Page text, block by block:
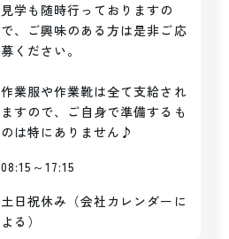
見学も随時行っておりますの
で、ご興味のある方は是非ご応
募ください。
作業服や作業靴は全て支給され
ますので、ご自身で準備するも
のは特にありません♪
08:15～17:15
土日祝休み（会社カレンダーに
よる）